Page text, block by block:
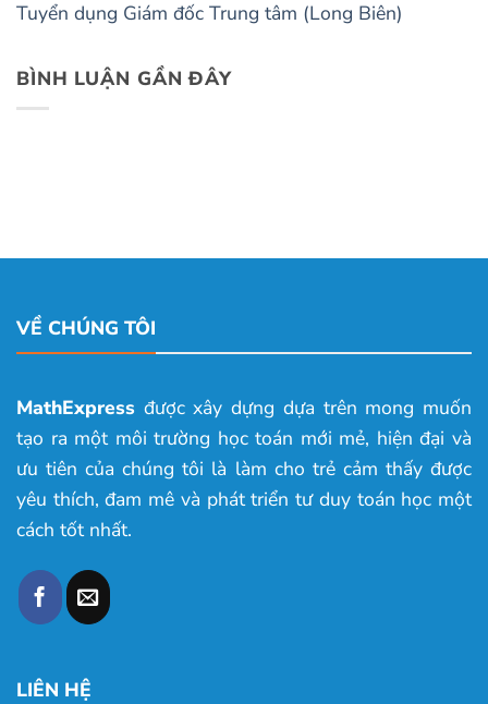
Tuyển dụng Giám đốc Trung tâm (Long Biên)
BÌNH LUẬN GẦN ĐÂY
VỀ CHÚNG TÔI
MathExpress được xây dựng dựa trên mong muốn
tạo ra một môi trường học toán mới mẻ, hiện đại và
ưu tiên của chúng tôi là làm cho trẻ cảm thấy được
yêu thích, đam mê và phát triển tư duy toán học một
cách tốt nhất.
LIÊN HỆ